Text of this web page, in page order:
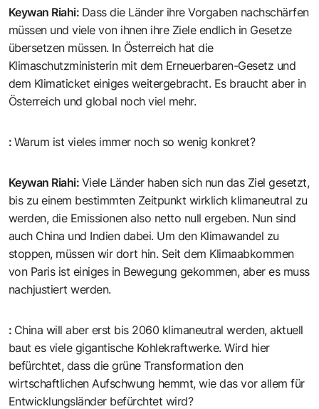
Keywan Riahi: Dass die Länder ihre Vorgaben nachschärfen
müssen und viele von ihnen ihre Ziele endlich in Gesetze
übersetzen müssen. In Österreich hat die
Klimaschutzministerin mit dem Erneuerbaren-Gesetz und
dem Klimaticket einiges weitergebracht. Es braucht aber in
Österreich und global noch viel mehr.
: Warum ist vieles immer noch so wenig konkret?
Keywan Riahi: Viele Länder haben sich nun das Ziel gesetzt,
bis zu einem bestimmten Zeitpunkt wirklich klimaneutral zu
werden, die Emissionen also netto null ergeben. Nun sind
auch China und Indien dabei. Um den Klimawandel zu
stoppen, müssen wir dort hin. Seit dem Klimaabkommen
von Paris ist einiges in Bewegung gekommen, aber es muss
nachjustiert werden.
: China will aber erst bis 2060 klimaneutral werden, aktuell
baut es viele gigantische Kohlekraftwerke. Wird hier
befürchtet, dass die grüne Transformation den
wirtschaftlichen Aufschwung hemmt, wie das vor allem für
Entwicklungsländer befürchtet wird?